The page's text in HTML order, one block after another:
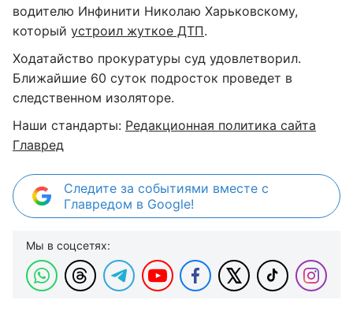
водителю Инфинити Николаю Харьковскому,
который устроил жуткое ДТП.
Ходатайство прокуратуры суд удовлетворил.
Ближайшие 60 суток подросток проведет в
следственном изоляторе.
Наши стандарты: Редакционная политика сайта
Главред
Следите за событиями вместе с
Главредом в Google!
Мы в соцсетях: